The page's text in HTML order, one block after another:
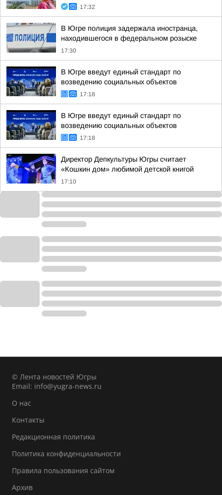
17:32
В Югре полиция задержала иностранца,
находившегося в федеральном розыске
17:30
В Югре введут единый стандарт по
возведению социальных объектов
17:18
В Югре введут единый стандарт по
возведению социальных объектов
17:18
Директор Депкультуры Югры считает
«Кошкин дом» любимой детской книгой
17:10
© Лента новостей Югры
Email: info@yugra-news.ru
О нас
Контакты
Редакционная политика
Политика конфиденциальности
Правила пользования сайтом
Архив